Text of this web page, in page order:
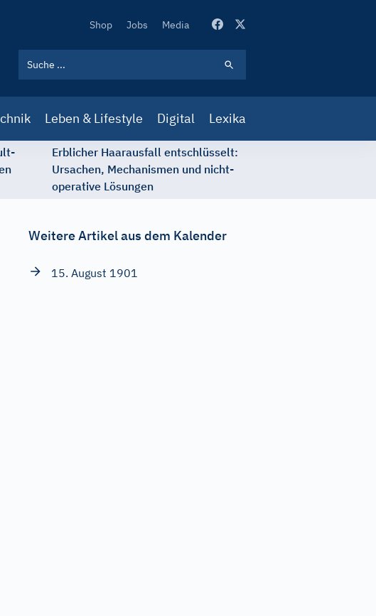
Secondary
Shop Jobs Media
Leben & Lifestyle Digital Lexika
Erblicher Haarausfall entschlüsselt:
Ursachen, Mechanismen und nicht-
operative Lösungen
Weitere Artikel aus dem Kalender
15. August 1901